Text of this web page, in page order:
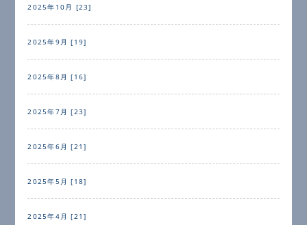
2025年10月 [23]
2025年9月 [19]
2025年8月 [16]
2025年7月 [23]
2025年6月 [21]
2025年5月 [18]
2025年4月 [21]